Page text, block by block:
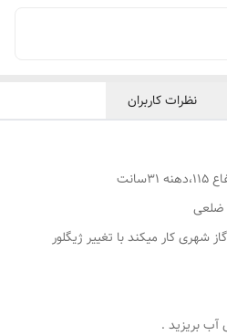
نظرات کاربران
شهری کار میکند با تغییر ژیگلور
آب بریزید .